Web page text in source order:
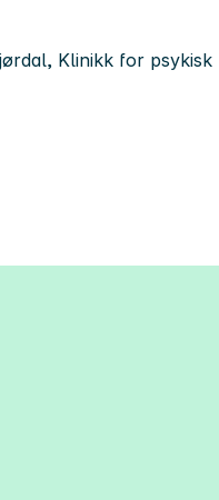
Klinikk for psykisk